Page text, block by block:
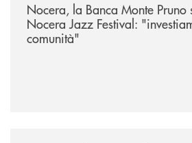
Nocera, la Banca Monte Pruno
Nocera Jazz Festival:
comunità"